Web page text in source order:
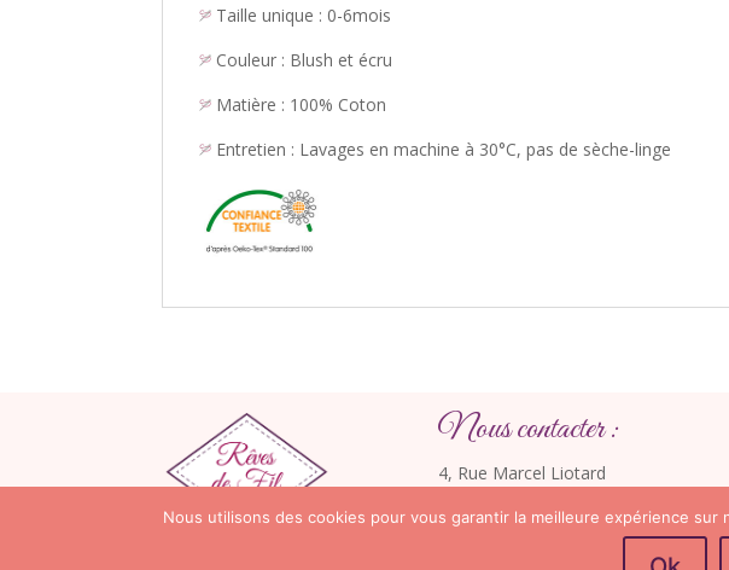
Taille unique : 0-6mois
Couleur : Blush et écru
Matière : 100% Coton
Entretien : Lavages en machine à 30°C, pas de sèche-linge
Nous contacter :
4, Rue Marcel Liotard
Téléphone : 06 43 40 14 48
Nous utilisons des cookies pour vous garantir la meilleure expérience